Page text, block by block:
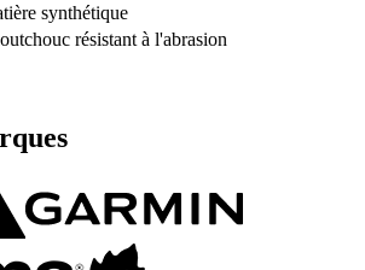
synthétique
résistant à l'abrasion